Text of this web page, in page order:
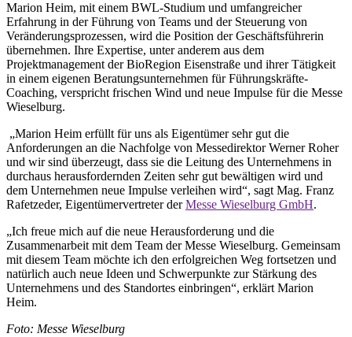
Marion Heim, mit einem BWL-Studium und umfangreicher
Erfahrung in der Führung von Teams und der Steuerung von
Veränderungsprozessen, wird die Position der Geschäftsführerin
übernehmen. Ihre Expertise, unter anderem aus dem
Projektmanagement der BioRegion Eisenstraße und ihrer Tätigkeit
in einem eigenen Beratungsunternehmen für Führungskräfte-
Coaching, verspricht frischen Wind und neue Impulse für die Messe
Wieselburg.
„Marion Heim erfüllt für uns als Eigentümer sehr gut die
Anforderungen an die Nachfolge von Messedirektor Werner Roher
und wir sind überzeugt, dass sie die Leitung des Unternehmens in
durchaus herausfordernden Zeiten sehr gut bewältigen wird und
dem Unternehmen neue Impulse verleihen wird“, sagt Mag. Franz
Rafetzeder, Eigentümervertreter derMesse Wieselburg GmbH.
„Ich freue mich auf die neue Herausforderung und die
Zusammenarbeit mit dem Team der Messe Wieselburg. Gemeinsam
mit diesem Team möchte ich den erfolgreichen Weg fortsetzen und
natürlich auch neue Ideen und Schwerpunkte zur Stärkung des
Unternehmens und des Standortes einbringen“, erklärt Marion
Heim.
Foto: Messe Wieselburg